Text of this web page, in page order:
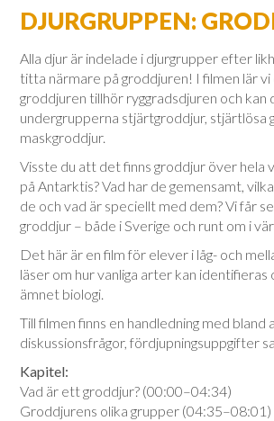
DJURGRUPPEN:
Alla djur är indelade i djurgrupper efter
titta närmare på groddjuren! I filmen lär
groddjuren tillhör ryggradsdjuren och kan
undergrupperna stjärtgroddjur, stjärtlösa
maskgroddjur.
Visste du att det finns groddjur över hela
på Antarktis? Vad har de gemensamt,
de och vad är speciellt med dem? Vi får
groddjur – både i Sverige och runt om i
Det här är en film för elever i låg- och
läser om hur vanliga arter kan identifieras
ämnet biologi.
Till filmen finns en handledning med bland
diskussionsfrågor, fördjupningsuppgifter
Kapitel:
Vad är ett groddjur? (00:00–04:34)
Groddjurens olika grupper (04:35–08:01)